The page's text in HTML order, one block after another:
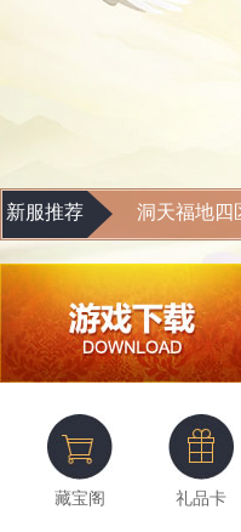
新服推荐 洞天福地四
藏宝阁 礼品卡